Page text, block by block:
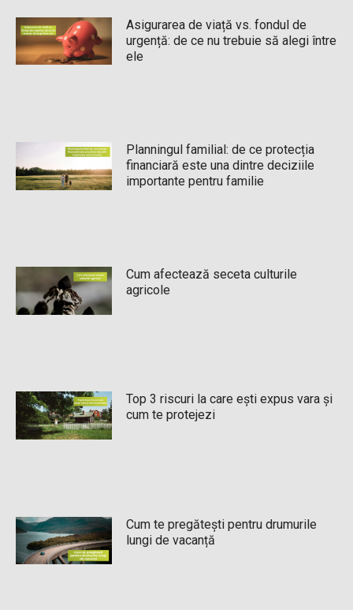
Asigurarea de viață vs. fondul de
urgență: de ce nu trebuie să alegi între
ele
Planningul familial: de ce protecția
financiară este una dintre deciziile
importante pentru familie
Cum afectează seceta culturile
agricole
Top 3 riscuri la care ești expus vara și
cum te protejezi
Cum te pregătești pentru drumurile
lungi de vacanță